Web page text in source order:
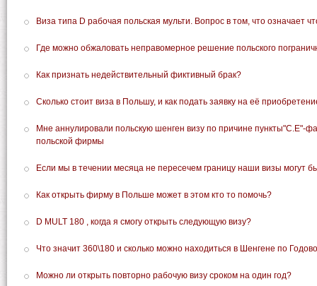
Виза типа D рабочая польская мульти. Вопрос в том, что означает
Где можно обжаловать неправомерное решение польского
Как признать недействительный фиктивный брак?
Сколько стоит виза в Польшу, и как подать заявку на её
Мне аннулировали польскую шенген визу по причине пункты"С.Е"-
польской фирмы
Если мы в течении месяца не пересечем границу наши визы могут
Как открыть фирму в Польше может в этом кто то помочь?
D MULT 180 , когда я смогу открыть следующую визу?
Что значит 360\180 и сколько можно находиться в Шенгене по
Можно ли открыть повторно рабочую визу сроком на один год?